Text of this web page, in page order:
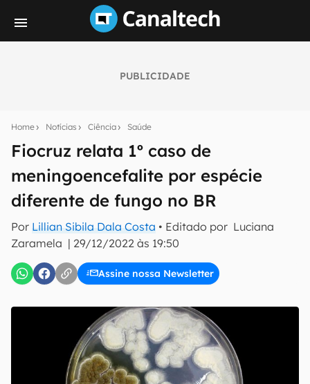
PUBLICIDADE
Home Notícias Ciência Saúde
Fiocruz relata 1º caso de
meningoencefalite por espécie
diferente de fungo no BR
Por Lillian Sibila Dala Costa • Editado por Luciana
Zaramela | 29/12/2022 às 19:50
Assine nossa Newsletter
notícias e reviews sobre tecnologia em primeira
E-mail
inscreva-se
Confirmo que li, aceito e concordo com os Termos de
Uso e Política de Privacidade do Canaltech.